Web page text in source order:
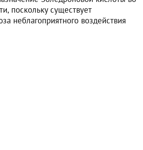
поскольку существует
неблагоприятного воздействия